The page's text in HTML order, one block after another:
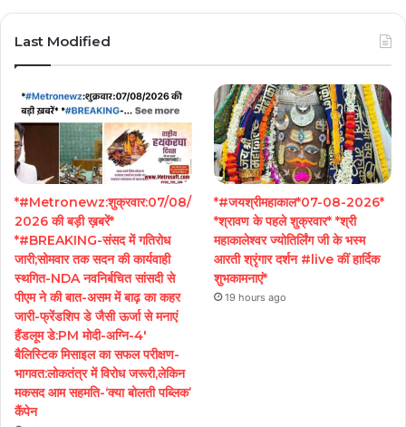
Last Modified
*#Metronewz:शुक्रवार:07/08/
2026 की बड़ी ख़बरें*
*#BREAKING-संसद में गतिरोध
जारी;सोमवार तक सदन की कार्यवाही
स्थगित-NDA नवनिर्बचित सांसदी से
पीएम ने की बात-असम में बाढ़ का कहर
जारी-फ्रेंडशिप डे जैसी ऊर्जा से मनाएं
हैंडलूम डे:PM मोदी-अग्नि-4′
बैलिस्टिक मिसाइल का सफल परीक्षण-
भागवत:लोकतंत्र में विरोध जरूरी,लेकिन
मकसद आम सहमति-‘क्या बोलती पब्लिक’
कैंपेन
*#जयश्रीमहाकाल*07-08-2026*
*श्रावण के पहले शुक्रवार* *श्री
महाकालेश्वर ज्योतिर्लिंग जी के भस्म
आरती श्रृंगार दर्शन #live कीं हार्दिक
शुभकामनाएं*
19 hours ago